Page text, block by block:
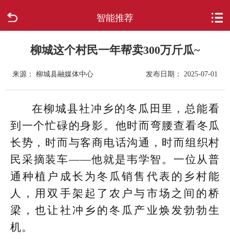
智能推荐
走进柳城
新闻中心
政府信息公开
网上办事
互动回应
数据专题
柳城这个村民一年帮卖300万斤瓜~
来源： 柳城县融媒体中心 发布日期： 2025-07-01
在柳城县社冲乡的冬瓜田里，总能看
到一个忙碌的身影。他时而弯腰查看冬瓜
长势，时而与客商电话沟通，时而组织村
民采摘装车——他就是韦学智。一位从普
通种植户成长为冬瓜销售代表的乡村能
人，用双手架起了农户与市场之间的桥
梁，也让社冲乡的冬瓜产业焕发勃勃生
机。